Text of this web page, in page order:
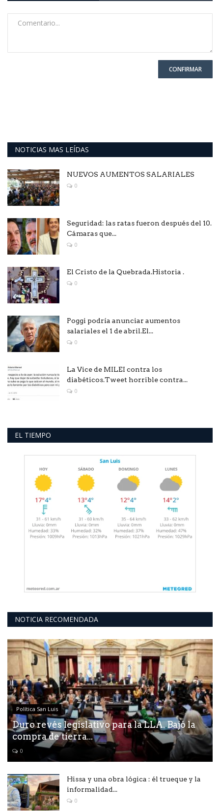
CONFIRMAR
NOTICIAS MAS LEÍDAS
NUEVOS AUMENTOS SALARIALES
0
Seguridad: las ratas fueron después del 10.
Cámaras que...
0
El Cristo de la Quebrada.Historia .
0
Poggi podría anunciar aumentos
salariales el 1 de abril.El...
0
La Vice de MILEI contra los
diabéticos.Tweet horrible contra...
0
EL TIEMPO
NOTICIA RECOMENDADA
Política San Luis
Duro revés legislativo para la LLA. Bajó la
compra de tierra...
0
Hissa y una obra lógica : él trueque y la
informalidad...
0